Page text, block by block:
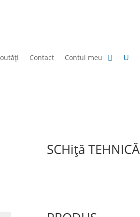
Contact Contul meu
SCHiță TEHNICĂ